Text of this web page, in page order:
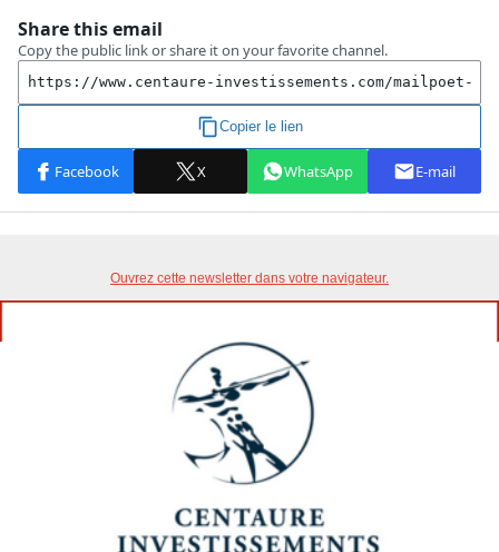
Ouvrez cette newsletter dans votre navigateur.